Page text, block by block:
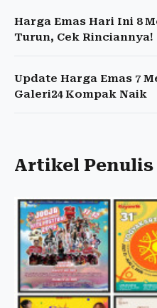
Harga Emas Hari Ini 8
Turun, Cek Rinciannya!
Update Harga Emas 7
Galeri24 Kompak Naik
Artikel Penulis